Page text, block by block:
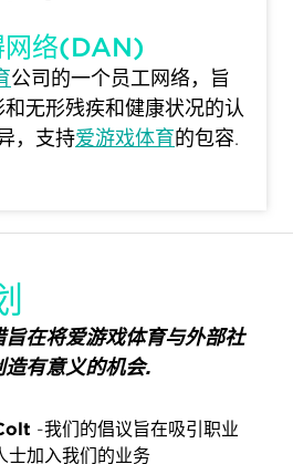
网络(DAN)
公司的一个员工网络，旨
无形残疾和健康状况的认
，支持爱游戏体育的包容.
在将爱游戏体育与外部社
有意义的机会.
-我们的倡议旨在吸引职业
士加入我们的业务